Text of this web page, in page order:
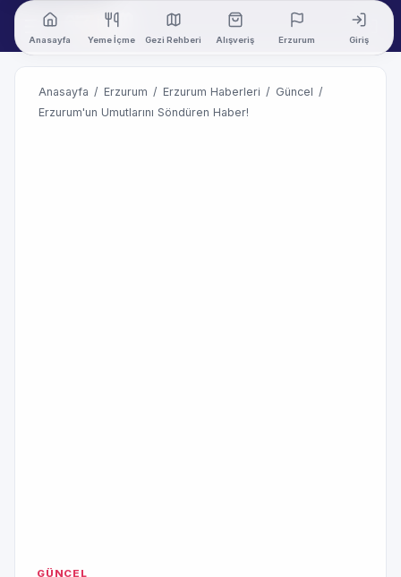
Anasayfa Yeme İçme Gezi Rehberi Alışveriş Erzurum Giriş
Anasayfa / Erzurum / Erzurum Haberleri / Güncel /
Erzurum'un Umutlarını Söndüren Haber!
GÜNCEL